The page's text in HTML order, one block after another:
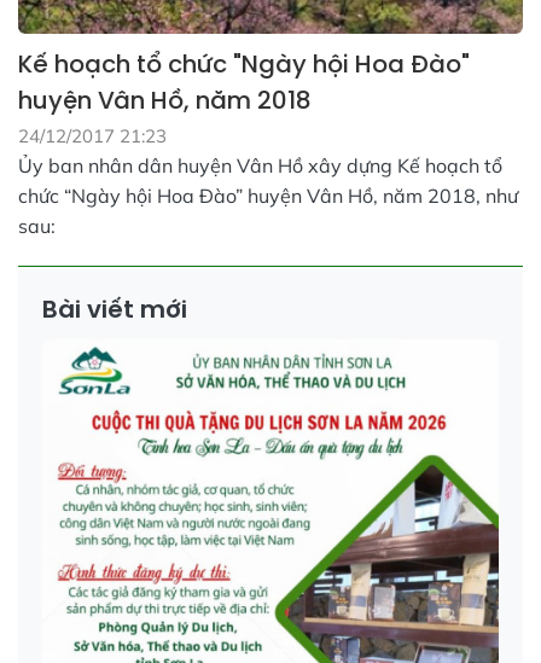
Kế hoạch tổ chức "Ngày hội Hoa Đào"
huyện Vân Hồ, năm 2018
24/12/2017 21:23
Ủy ban nhân dân huyện Vân Hồ xây dựng Kế hoạch tổ
chức “Ngày hội Hoa Đào” huyện Vân Hồ, năm 2018, như
sau:
Bài viết mới